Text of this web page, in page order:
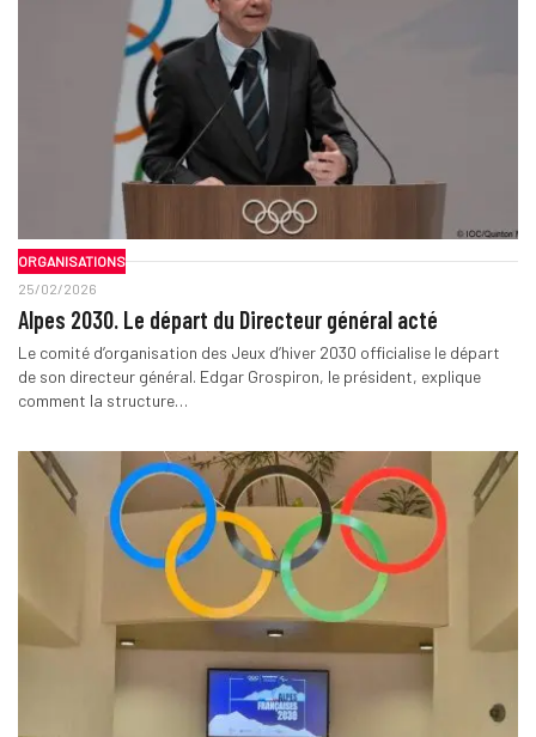
ORGANISATIONS
25/02/2026
Alpes 2030. Le départ du Directeur général acté
Le comité d’organisation des Jeux d’hiver 2030 officialise le départ
de son directeur général. Edgar Grospiron, le président, explique
comment la structure…